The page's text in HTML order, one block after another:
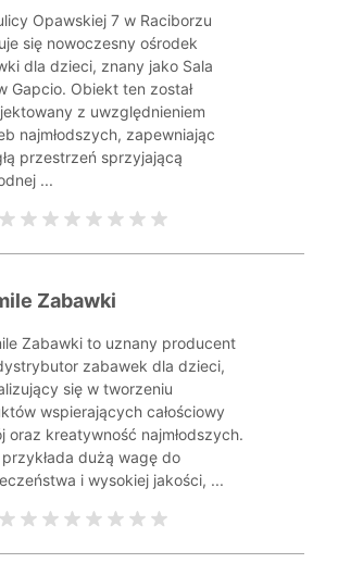
Opawskiej 7 w Raciborzu
się nowoczesny ośrodek
dla dzieci, znany jako Sala
Gapcio. Obiekt ten został
z uwzględnieniem
najmłodszych, zapewniając
przestrzeń sprzyjającą
...
Zabawki
Zabawki to uznany producent
zabawek dla dzieci,
się w tworzeniu
wspierających całościowy
oraz kreatywność najmłodszych.
przykłada dużą wagę do
i wysokiej jakości, ...